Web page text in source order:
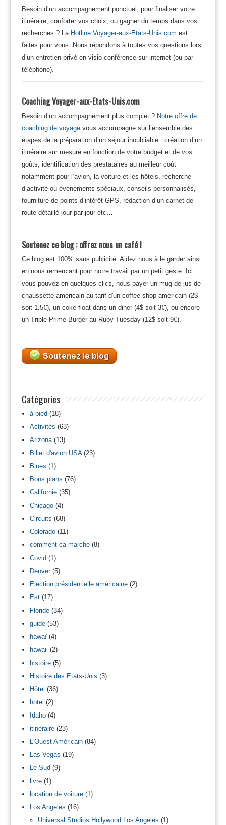
Besoin d’un accompagnement ponctuel, pour finaliser votre
itinéraire, conforter vos choix, ou gagner du temps dans vos
recherches ? La Hotline Voyager-aux-Etats-Unis.com est
faites pour vous. Nous répondons à toutes vos questions lors
d’un entretien privé en visio-conférence sur internet (ou par
téléphone).
Coaching Voyager-aux-Etats-Unis.com
Besoin d’un accompagnement plus complet ? Notre offre de
coaching de voyagevous accompagne sur l’ensemble des
étapes de la préparation d’un séjour inoubliable : création d’un
itinéraire sur mesure en fonction de votre budget et de vos
goûts, identification des prestataires au meilleur coût
notamment pour l’avion, la voiture et les hôtels, recherche
d’activité ou événements spéciaux, conseils personnalisés,
fourniture de points d’intérêt GPS, rédaction d’un carnet de
route détaillé jour par jour etc…
Soutenez ce blog : offrez nous un café !
Ce blog est 100% sans publicité. Aidez nous à le garder ainsi
en nous remerciant pour notre travail par un petit geste. Ici
vous pouvez en quelques clics, nous payer un mug de jus de
chaussette américain au tarif d'un coffee shop américain (2$
soit 1.5€), un coke float dans un diner (4$ soit 3€), ou encore
un Triple Prime Burger au Ruby Tuesday (12$ soit 9€).
Catégories
à pied(18)
Activités (63)
Arizona(13)
Billet d'avion USA(23)
Blues (1)
Bons plans (76)
Californie(35)
Chicago(4)
Circuits (68)
Colorado(11)
comment ca marche(8)
Covid(1)
Denver(5)
Election présidentielle américaine(2)
Est(17)
Floride(34)
guide(53)
hawaï(4)
hawaii (2)
histoire(5)
Histoire des Etats-Unis (3)
Hôtel (36)
hotel (2)
Idaho(4)
itinéraire(23)
L'Ouest Américain(84)
Las Vegas (19)
Le Sud(9)
livre(1)
location de voiture(1)
Los Angeles (16)
Universal Studios Hollywood Los Angeles (1)